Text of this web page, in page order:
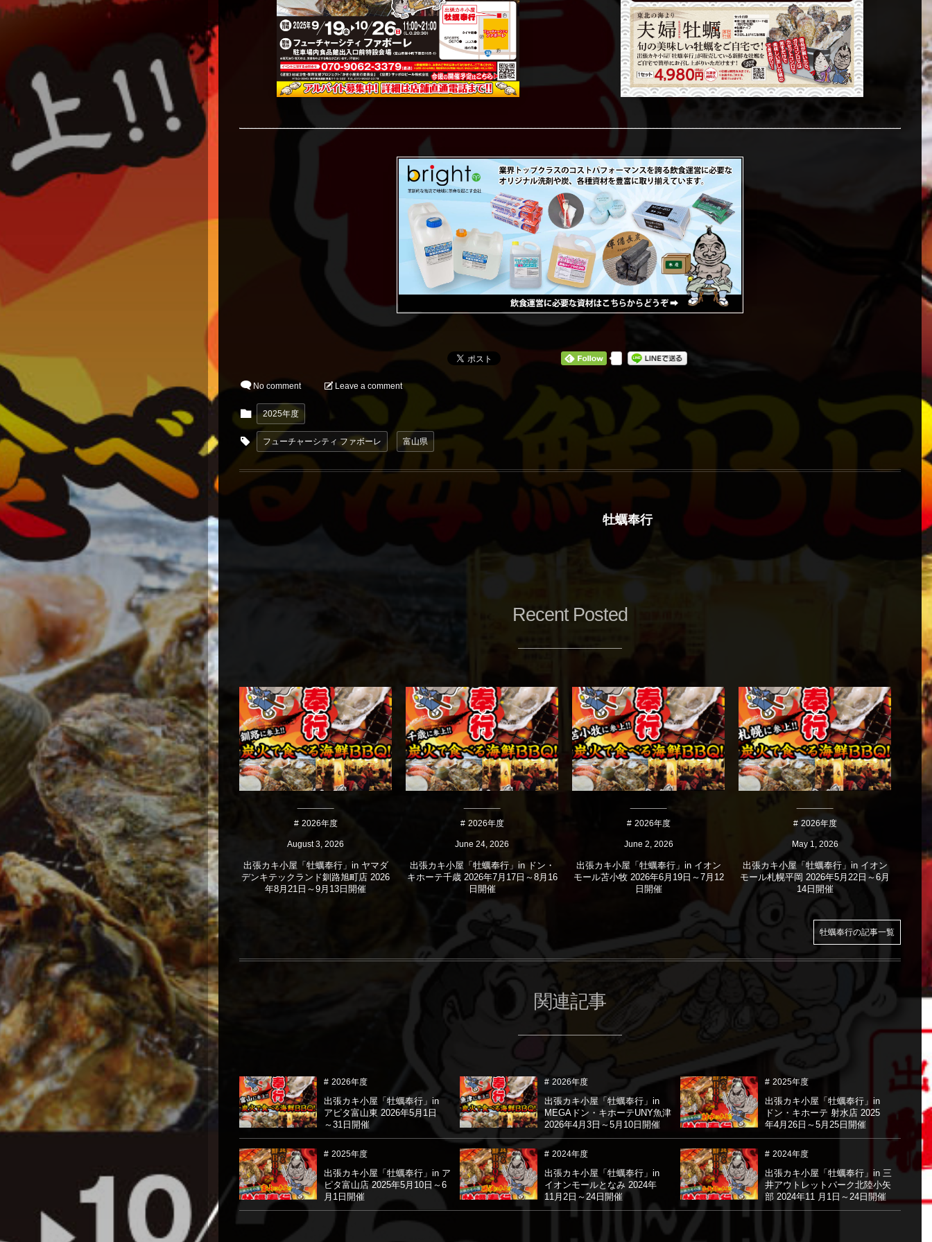
No comment Leave a comment
2025年度
フューチャーシティ ファボーレ 富山県
牡蠣奉行
Recent Posted
2026年度
August 3 2026
出張カキ小屋「牡蠣奉行」in ヤマダ
デンキテックランド釧路旭町店 2026
年8月21日～9月13日開催
2026年度
June 24 2026
出張カキ小屋「牡蠣奉行」in ドン・
キホーテ千歳 2026年7月17日～8月16
日開催
2026年度
June 2 2026
出張カキ小屋「牡蠣奉行」in イオン
モール苫小牧 2026年6月19日～7月12
日開催
2026年度
May 1 2026
出張カキ小屋「牡蠣奉行」in イオン
モール札幌平岡 2026年5月22日～6月
14日開催
出
牡蠣奉行の記事一覧
関連記事
2026年度
出張カキ小屋「牡蠣奉行」in
アピタ富山東 2026年5月1日
～31日開催
2026年度
出張カキ小屋「牡蠣奉行」in
MEGAドン・キホーテUNY魚津
2026年4月3日～5月10日開催
2025年度
出張カキ小屋「牡蠣奉行」in
ドン・キホーテ 射水店 2025
年4月26日～5月25日開催
2025年度
出張カキ小屋「牡蠣奉行」in ア
ピタ富山店 2025年5月10日～6
月1日開催
2024年度
出張カキ小屋「牡蠣奉行」in
イオンモールとなみ 2024年
11月2日～24日開催
2024年度
出張カキ小屋「牡蠣奉行」in 三
井アウトレットパーク北陸小矢
部 2024年11 月1日～24日開催